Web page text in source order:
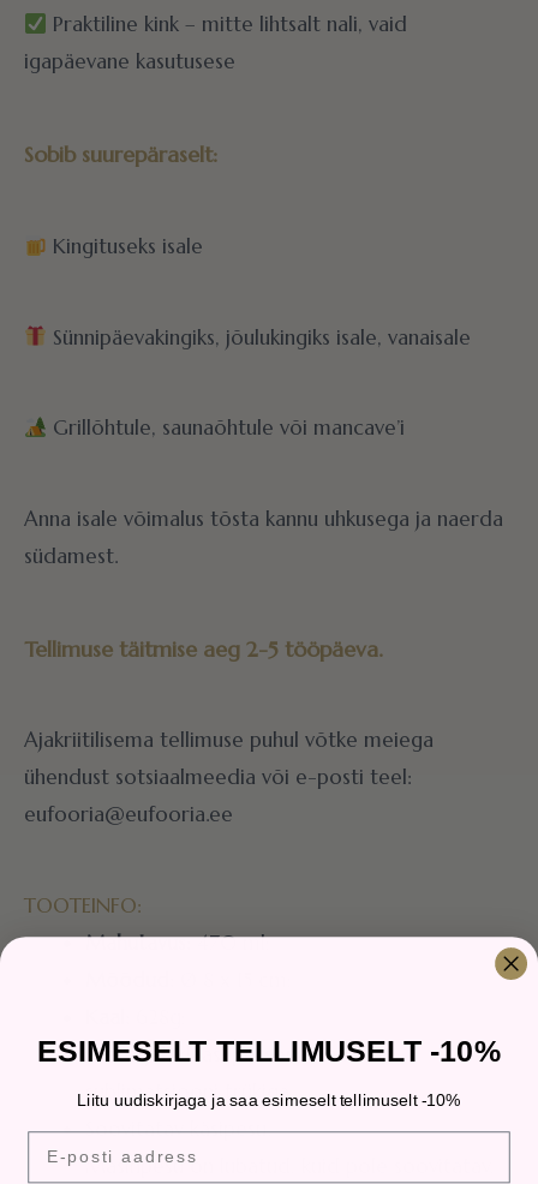
Praktiline kink – mitte lihtsalt nali, vaid
igapäevane kasutusese
Sobib suurepäraselt:
Kingituseks isale
Sünnipäevakingiks, jõulukingiks isale, vanaisale
Grillõhtule, saunaõhtule või mancave’i
Anna isale võimalus tõsta kannu uhkusega ja naerda
südamest.
Tellimuse täitmise aeg 2-5 tööpäeva.
Ajakriitilisema tellimuse puhul võtke meiega
ühendust sotsiaalmeedia või e-posti teel:
eufooria@eufooria.ee
TOOTEINFO:
Mahutavus:470 ml;
Materjal: klaas; personaliseeritud
sublimatsiooni trükiga.
Soovitatav käsipesu.
Masinpesu on lubatud, kuid pole soovitatav,
ESIMESELT TELLIMUSELT -10%
Liitu uudiskirjaga ja saa esimeselt tellimuselt -10%
E-posti aadress